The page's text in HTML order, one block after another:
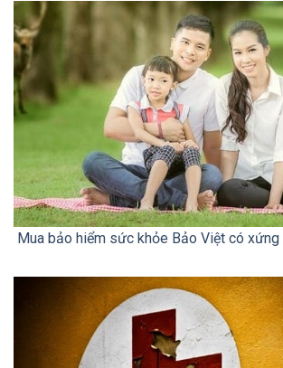
Mua bảo hiểm sức khỏe Bảo Việt có xứng